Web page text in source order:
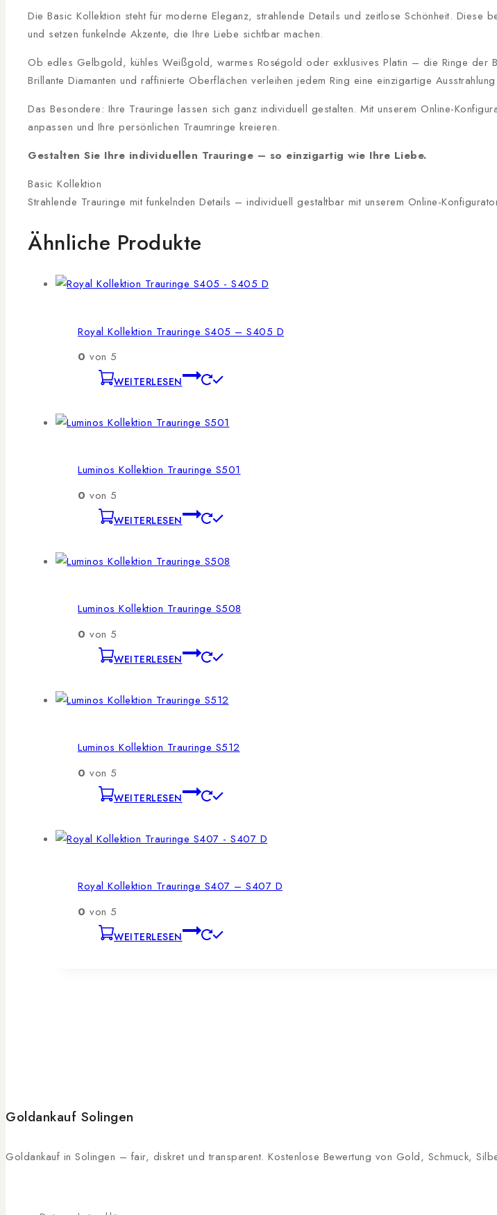
Die Basic Kollektion steht für moderne Eleganz, strahlende Details und zeitlose Schönheit. Diese
und setzen funkelnde Akzente, die Ihre Liebe sichtbar machen.
Ob edles Gelbgold, kühles Weißgold, warmes Roségold oder exklusives Platin – die Ringe der
Brillante Diamanten und raffinierte Oberflächen verleihen jedem Ring eine einzigartige Ausstrahlung.
Das Besondere: Ihre Trauringe lassen sich ganz individuell gestalten. Mit unserem Online-
anpassen und Ihre persönlichen Traumringe kreieren.
Gestalten Sie Ihre individuellen Trauringe – so einzigartig wie Ihre Liebe.
Basic Kollektion
Strahlende Trauringe mit funkelnden Details – individuell gestaltbar mit unserem Online-
Ähnliche Produkte
Royal Kollektion Trauringe S405 – S405 D
0 von 5
WEITERLESEN
Luminos Kollektion Trauringe S501
0 von 5
WEITERLESEN
Luminos Kollektion Trauringe S508
0 von 5
WEITERLESEN
Luminos Kollektion Trauringe S512
0 von 5
WEITERLESEN
Royal Kollektion Trauringe S407 – S407 D
0 von 5
WEITERLESEN
Goldankauf Solingen
Goldankauf in Solingen – fair, diskret und transparent. Kostenlose Bewertung von Gold, Schmuck,